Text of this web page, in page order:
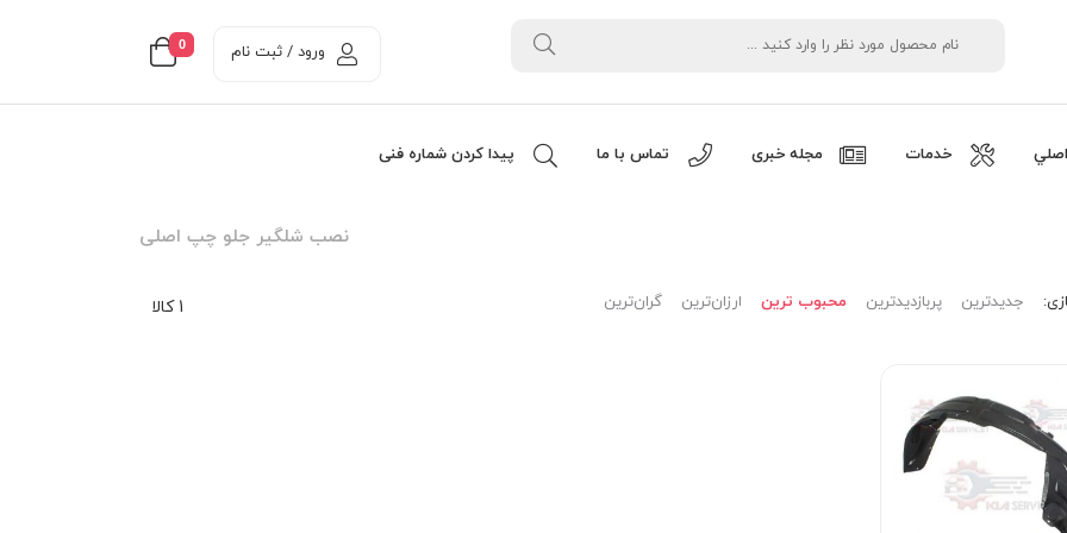
0 ورود / ثبت نام
خدمات مجله خبری تماس با ما پیدا کردن شماره فنی
نصب شلگیر جلو چپ اصلی
1 کالا جدیدترین پربازدیدترین محبوب ترین ارزان‌ترین گران‌ترین